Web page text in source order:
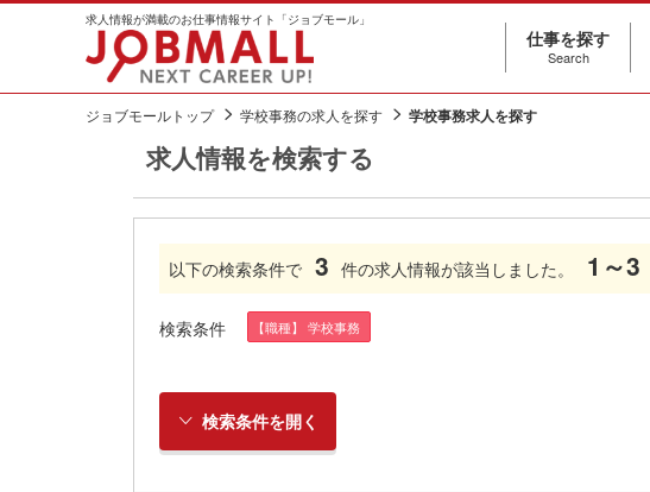
求人情報が満載のお仕事情報サイト「ジョブモール」
仕事を探す
Search
ジョブモールトップ 学校事務の求人を探す 学校事務求人を探す
求人情報を検索する
以下の検索条件で 3 件の求人情報が該当しました。 1～3
検索条件 【職種】 学校事務
検索条件を開く